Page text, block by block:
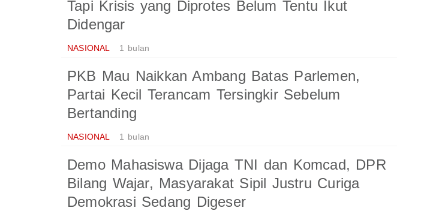
Tapi Krisis yang Diprotes Belum Tentu Ikut
Didengar
NASIONAL 1 bulan
PKB Mau Naikkan Ambang Batas Parlemen,
Partai Kecil Terancam Tersingkir Sebelum
Bertanding
NASIONAL 1 bulan
Demo Mahasiswa Dijaga TNI dan Komcad, DPR
Bilang Wajar, Masyarakat Sipil Justru Curiga
Demokrasi Sedang Digeser